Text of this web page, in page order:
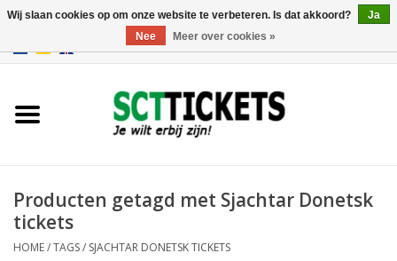
Producten getagd met Sjachtar Donetsk
tickets
HOME/TAGS/ SJACHTAR DONETSK TICKETS
Wij slaan cookies op om onze website te verbeteren. Is dat akkoord?
Ja
Nee
Meer over cookies »